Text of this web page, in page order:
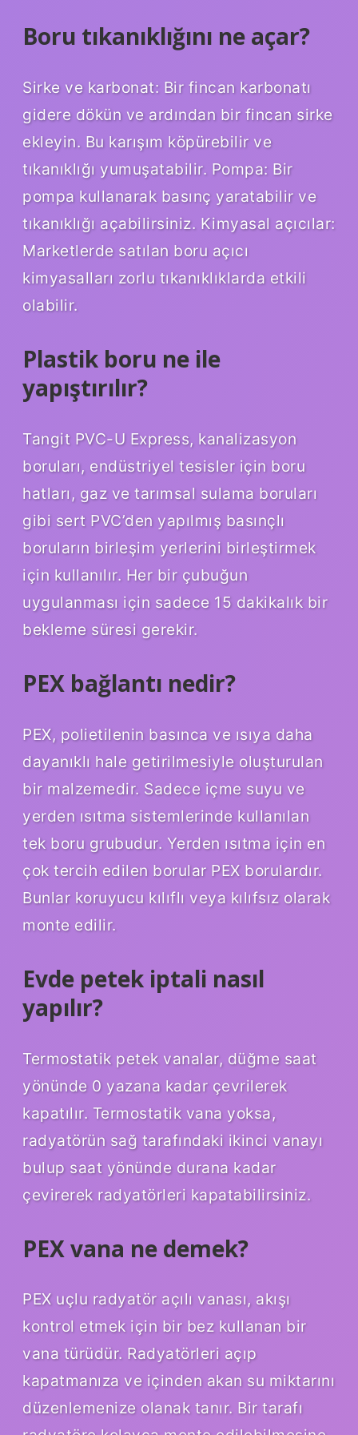
Boru tıkanıklığını ne açar?
Sirke ve karbonat: Bir fincan karbonatı
gidere dökün ve ardından bir fincan sirke
ekleyin. Bu karışım köpürebilir ve
tıkanıklığı yumuşatabilir. Pompa: Bir
pompa kullanarak basınç yaratabilir ve
tıkanıklığı açabilirsiniz. Kimyasal açıcılar:
Marketlerde satılan boru açıcı
kimyasalları zorlu tıkanıklıklarda etkili
olabilir.
Plastik boru ne ile
yapıştırılır?
Tangit PVC-U Express, kanalizasyon
boruları, endüstriyel tesisler için boru
hatları, gaz ve tarımsal sulama boruları
gibi sert PVC’den yapılmış basınçlı
boruların birleşim yerlerini birleştirmek
için kullanılır. Her bir çubuğun
uygulanması için sadece 15 dakikalık bir
bekleme süresi gerekir.
PEX bağlantı nedir?
PEX, polietilenin basınca ve ısıya daha
dayanıklı hale getirilmesiyle oluşturulan
bir malzemedir. Sadece içme suyu ve
yerden ısıtma sistemlerinde kullanılan
tek boru grubudur. Yerden ısıtma için en
çok tercih edilen borular PEX borulardır.
Bunlar koruyucu kılıflı veya kılıfsız olarak
monte edilir.
Evde petek iptali nasıl
yapılır?
Termostatik petek vanalar, düğme saat
yönünde 0 yazana kadar çevrilerek
kapatılır. Termostatik vana yoksa,
radyatörün sağ tarafındaki ikinci vanayı
bulup saat yönünde durana kadar
çevirerek radyatörleri kapatabilirsiniz.
PEX vana ne demek?
PEX uçlu radyatör açılı vanası, akışı
kontrol etmek için bir bez kullanan bir
vana türüdür. Radyatörleri açıp
kapatmanıza ve içinden akan su miktarını
düzenlemenize olanak tanır. Bir tarafı